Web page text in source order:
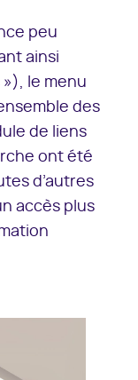
peu
ainsi
»), le menu
des
de liens
ont été
d’autres
accès plus